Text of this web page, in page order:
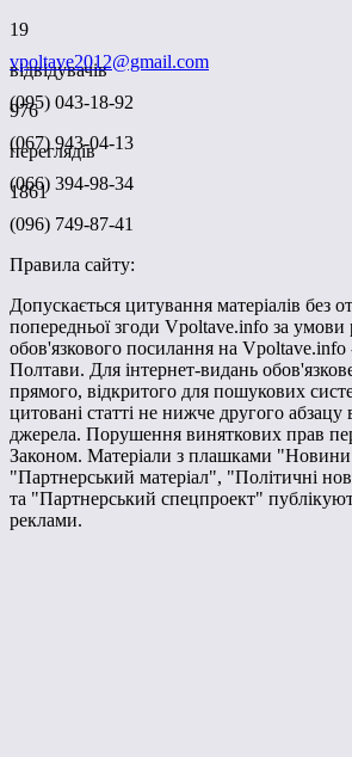
19
відвідувачів
976
переглядів
1861
vpoltave2012@gmail.com
(095) 043-18-92
(067) 943-04-13
(066) 394-98-34
(096) 749-87-41
Правила сайту:
Допускається цитування матеріалів без
попередньої згоди Vpoltave.info за умови
обов'язкового посилання на Vpoltave.info
Полтави. Для інтернет-видань
прямого, відкритого для пошукових
цитовані статті не нижче другого абзацу
джерела. Порушення виняткових прав
Законом. Матеріали з плашками
"Партнерський матеріал", "Політичні
та "Партнерський спецпроект"
реклами.